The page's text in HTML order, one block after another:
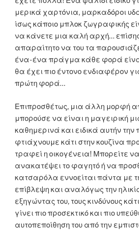
μερικά χαρτόνια, μαρκαδόροι
ίσως κάποιο μπλοκ ζωγραφικής
να κάνετε μια καλή αρχή…
απαραίτητο να του τα
ένα-ένα πράγμα κάθε φορά
θα έχει πιο έντονο ενδιαφέρον
πρώτη φορά…
Επιπροσθέτως, μια άλλη μορφή
μπορούσε να είναι η μαγειρική
καθημερινά και ειδικά αυτήν την
φτιάχνουμε κάτι στην κουζίνα
τραφεί η οικογένεια! Μπορείτε
ανακατέψει το φαγητό ή να
κατσαρόλα εννοείται πάντα με
επίβλεψη και αναλόγως την
εξηγώντας του, τους κινδύνους
γίνει πιο προσεκτικό και πιο
αυτοπεποίθηση του από την